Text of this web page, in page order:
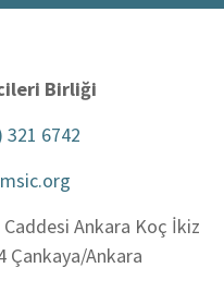
Birliği
321 6742
Ankara Koç İkiz
Çankaya/Ankara